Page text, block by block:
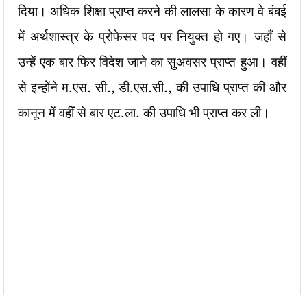
दिया। अधिक शिक्षा प्राप्त करने की लालसा के कारण वे बंबई
में अर्थशास्त्र के प्रोफेसर पद पर नियुक्त हो गए। जहाँ से
उन्हें एक बार फिर विदेश जाने का सुअवसर प्राप्त हुआ। वहीं
से इन्होंने म.एस. सी., डी.एस.सी., की उपाधि प्राप्त की और
कानून में वहीं से बार एट.ला. की उपाधि भी प्राप्त कर ली।